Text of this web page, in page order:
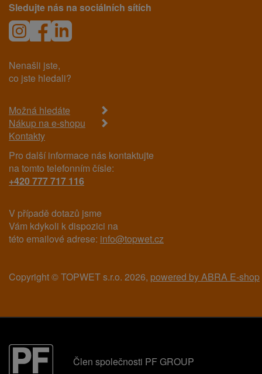
Sledujte nás na sociálních sítích
Nenašli jste,
co jste hledali?
Možná hledáte
Nákup na e-shopu
Kontakty
Pro další informace nás kontaktujte
na tomto telefonním čísle:
+420 777 717 116
V případě dotazů jsme
Vám kdykoli k dispozici na
této emailové adrese: info@topwet.cz
Copyright © TOPWET s.r.o. 2026, powered by ABRA E-shop
Člen společnosti PF GROUP